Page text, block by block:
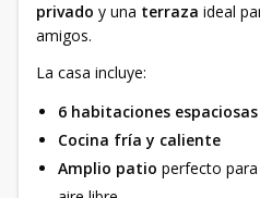
privado y una terraza ideal
amigos.
La casa incluye:
6 habitaciones espaciosas
Cocina fría y caliente
Amplio patio perfecto